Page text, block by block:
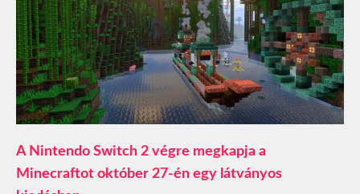
A Nintendo Switch 2 végre megkapja a
Minecraftot október 27-én egy látványos